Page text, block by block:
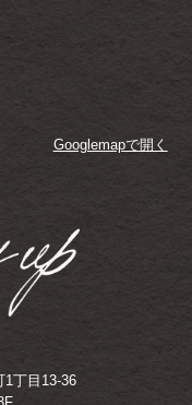
Googlemapで開く
丁目13-36